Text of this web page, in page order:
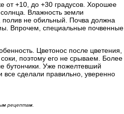
от +10, до +30 градусов. Хорошее
Влажность земли
полив не обильный. Почва должна
Впрочем, специальные почвенные
Цветонос после цветения,
поэтому его не срываем. Более
бутончики. Уже пожелтевший
все сделали правильно, уверенно
рецептам.